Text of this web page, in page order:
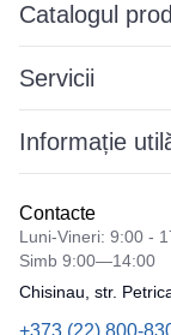
Catalogul
Servicii
Informație
Contacte
Luni-Vineri: 9:00 -
Simb 9:00—14:00
Chisinau, str.
+373 (22) 800-